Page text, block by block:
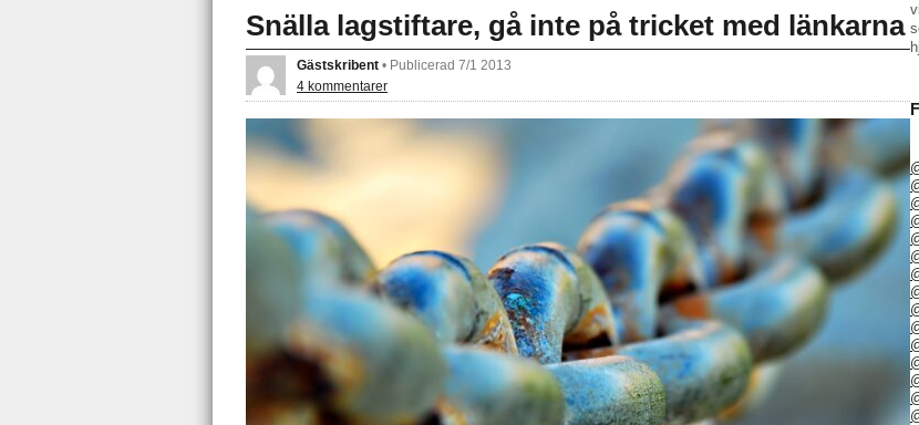
Snälla lagstiftare, gå inte på tricket med länkarna
Gästskribent • Publicerad 7/1 2013
4 kommentarer